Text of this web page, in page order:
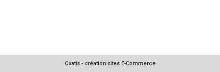
Oxatis - création sites E-Commerce